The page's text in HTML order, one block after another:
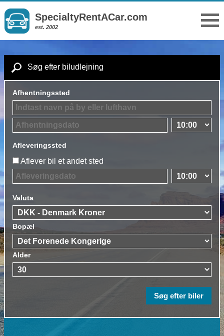
SpecialtyRentACar.com
est. 2002
Søg efter biludlejning
Afhentningssted
Afleveringssted
Aflever bil et andet sted
Valuta
Bopæl
Alder